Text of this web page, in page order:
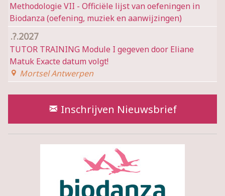
Methodologie VII - Officiële lijst van oefeningen in
Biodanza (oefening, muziek en aanwijzingen)
.?.2027
TUTOR TRAINING Module I gegeven door Eliane
Matuk Exacte datum volgt!
Mortsel Antwerpen
Inschrijven Nieuwsbrief